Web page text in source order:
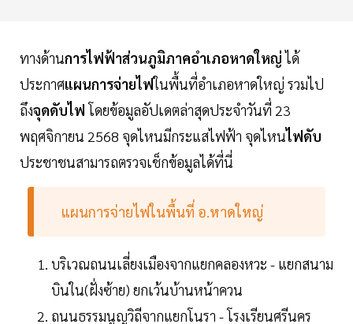
ทางด้านการไฟฟ้าส่วนภูมิภาคอำเภอหาดใหญ่ได้
ประกาศแผนการจ่ายไฟในพื้นที่อำเภอหาดใหญ่ รวมไป
ถึงจุดดับไฟโดยข้อมูลอัปเดตล่าสุดประจำวันที่ 23
พฤศจิกายน 2568 จุดไหนมีกระแสไฟฟ้า จุดไหนไฟดับ
ประชาชนสามารถตรวจเช็กข้อมูลได้ที่นี่
แผนการจ่ายไฟในพื้นที่ อ.หาดใหญ่
บริเวณถนนเลี่ยงเมืองจากแยกคลองหวะ - แยกสนาม
บินใน(ฝั่งซ้าย) ยกเว้นบ้านหน้าควน
ถนนธรรมนูญวิถีจากแยกโนรา - โรงเรียนศรีนคร